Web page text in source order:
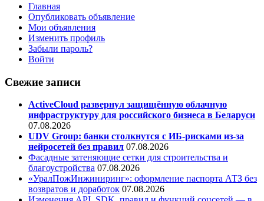
Главная
Опубликовать объявление
Мои объявления
Изменить профиль
Забыли пароль?
Войти
Свежие записи
ActiveCloud развернул защищённую облачную
инфраструктуру для российского бизнеса в Беларуси
07.08.2026
UDV Group: банки столкнутся с ИБ-рисками из-за
нейросетей без правил 07.08.2026
Фасадные затеняющие сетки для строительства и
благоустройства 07.08.2026
«УралПожИнжиниринг»: оформление паспорта АТЗ без
возвратов и доработок 07.08.2026